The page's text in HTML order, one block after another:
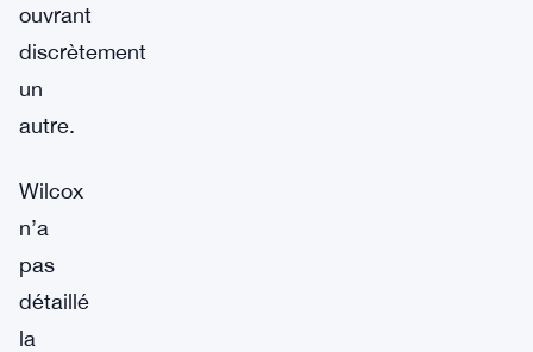
ouvrant
discrètement
un
autre.
Wilcox
n’a
pas
détaillé
la